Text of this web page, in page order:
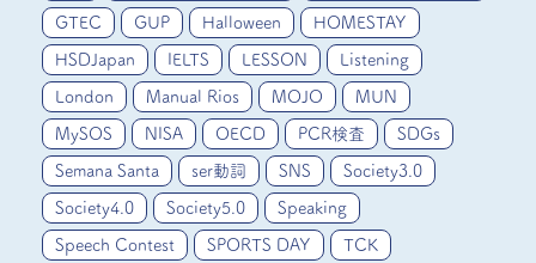
GTEC GUP Halloween HOMESTAY
HSDJapan IELTS LESSON Listening
London Manual Rios MOJO MUN
MySOS NISA OECD PCR検査 SDGs
Semana Santa ser動詞 SNS Society3.0
Society4.0 Society5.0 Speaking
Speech Contest SPORTS DAY TCK